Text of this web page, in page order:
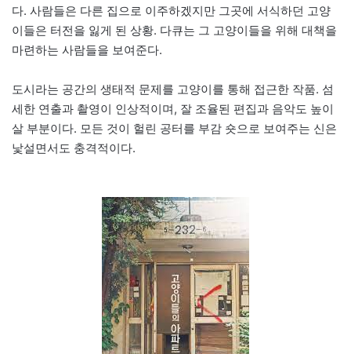
다. 사람들은 다른 집으로 이주하겠지만 그곳에 서식하던 고양
이들은 터전을 잃게 된 상황. 다큐는 그 고양이들을 위해 대책을
마련하는 사람들을 보여준다.
도시라는 공간의 생태적 문제를 고양이를 통해 접근한 작품. 섬
세한 연출과 촬영이 인상적이며, 잘 조율된 편집과 음악도 높이
살 부분이다. 모든 것이 헐린 공터를 부감 숏으로 보여주는 신은
낯설면서도 충격적이다.